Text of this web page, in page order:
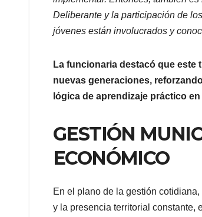
Deliberante y la participación de
jóvenes están involucrados y
La funcionaria destacó que
nuevas generaciones,
lógica de aprendizaje práctico
GESTIÓN
ECONÓMICO
En el plano de la gestión
y la presencia territorial constante,